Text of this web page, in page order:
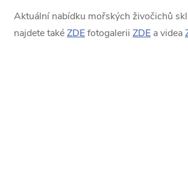
Aktuální nabídku mořských živočichů
najdete takéZDEfotogalerii ZDE a videa